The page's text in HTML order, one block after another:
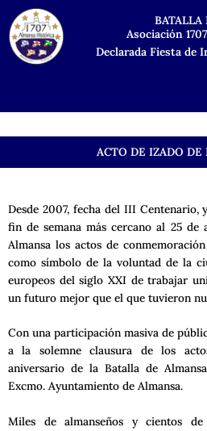
contenido
BATALLA
Asociación
Declarada Fiesta de
ACTO DE IZADO DE
Desde 2007, fecha del III Centenario,
fin de semana más cercano al 25 de
Almansa los actos de
como símbolo de la voluntad de la
europeos del siglo XXI de trabajar
un futuro mejor que el que tuvieron
Con una participación masiva de
a la solemne clausura de los
aniversario de la Batalla de
Excmo. Ayuntamiento de Almansa.
Miles de almanseños y cientos de